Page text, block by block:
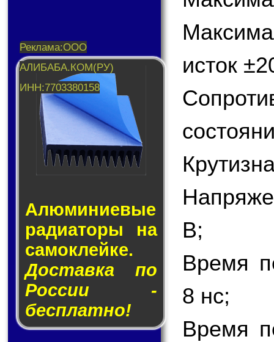
Алюминие­вые
ра­ди­а­то­ры на
са­мо­клей­ке.
Доставка по
России -
бесплатно!
исток
В;
Время
8 нс;
Время